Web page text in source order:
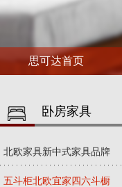
思可达首页
卧房家具
北欧家具新中式家具品牌
五斗柜北欧宜家四六斗橱